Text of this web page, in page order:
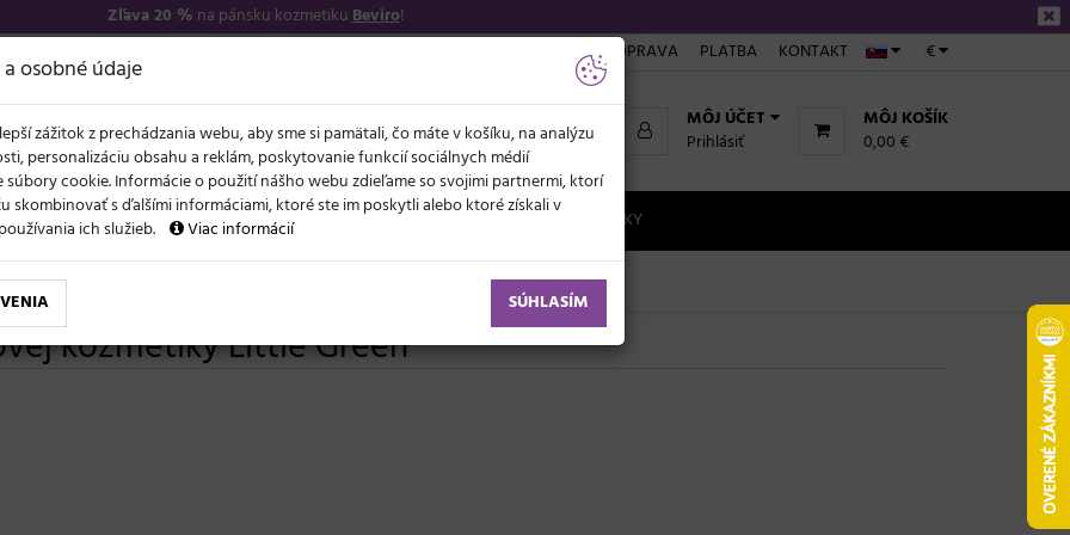
Zľava 20 % na pánsku kozmetikuBeviro!
€
VŠETKO O NÁKUPE DOPRAVA PLATBA KONTAKT
MÔJ KOŠÍK
0,00 €
MÔJ ÚČET
Prihlásiť
NOVO LETO A VLASY AKCIE ZNAČKY NOVINKY
kozmetiky Little Green
osobné údaje
zážitok z prechádzania webu, aby sme si pamätali, čo máte v košíku, na analýzu
personalizáciu obsahu a reklám, poskytovanie funkcií sociálnych médií
súbory cookie. Informácie o použití nášho webu zdieľame so svojimi partnermi, ktorí
skombinovať s ďalšími informáciami, ktoré ste im poskytli alebo ktoré získali v
ich služieb.
Viac informácií
SÚHLASÍM